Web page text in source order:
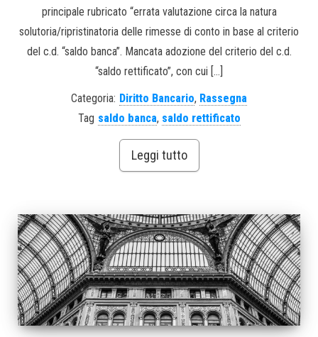
principale rubricato “errata valutazione circa la natura
solutoria/ripristinatoria delle rimesse di conto in base al criterio
del c.d. “saldo banca”. Mancata adozione del criterio del c.d.
“saldo rettificato”, con cui […]
Categoria: Diritto Bancario, Rassegna
Tag saldo banca, saldo rettificato
Leggi tutto